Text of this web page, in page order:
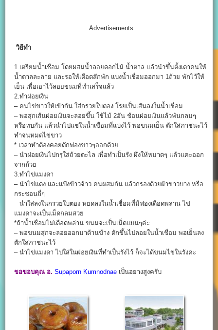
Advertisements
วิธีทำ
1.เตรียมน้ำเชื่อม โดยผสมน้ำลอยดอกไม้ น้ำตาล แล้วนำขึ้นตั้งเตาคนให้
น้ำตาลละลาย และรอให้เดือดสักพัก แบ่งน้ำเชื่อมออกมา 1ถ้วย พักไว้ให้
เย็น เพื่อเอาไว้ลอยขนมที่ทำเสร็จแล้ว
2.ทำฝอยเงิน
– คนไข่ขาวให้เข้ากัน ใส่กรวยใบตอง โรยเป็นเส้นลงในน้ำเชื่อม
– พอสุกเส้นฝอยเงินจะลอยขึ้น ใช้ไม้ 2อัน ช้อนฝอยเงินแล้วพันกลมๆ
หรือทบกัน แล้วนำไปแช่ในน้ำเชื่อมที่แบ่งไว้ พอขนมเย็น ตักใส่ภาชนะไว้
ทำจนหมดไข่ขาว
* เวลาทำต้องคอยตักฟองขาวๆออกด้วย
– นำฝอยเงินไปกรุใส่ถ้วยตะไล เพื่อทำเป็นรัง ผึ่งให้หมาดๆ แล้วแคะออก
จากถ้วย
3.ทำไข่แมงดา
– นำไข่แดง และแป้งข้าวจ้าว คนผสมกัน แล้วกรองด้วยผ้าขาวบาง หรือ
กระชอนถี่ๆ
– นำใส่ลงในกรวยใบตอง หยดลงในน้ำเชื่อมที่มีฟองเดือดพล่าน ไข่
แมงดาจะเป็นเม็ดกลมสวย
*ถ้าน้ำเชื่อมไม่เดือดพล่าน ขนมจะเป็นเม็ดแบนๆค่ะ
– พอขนมสุกจะลอยออกมาด้านข้าง ตักขึ้นไปลอยในน้ำเชื่อม พอเย็นลง
ตักใส่ภาชนะไว้
– นำไข่แมงดา ไปใส่ในฝอยเงินที่ทำเป็นรังไว้ ก็จะได้ขนมไข่ในรังค่ะ
ขอขอบคุณ อ. Supaporn Kumnodnae เป็นอย่างสูงครับ